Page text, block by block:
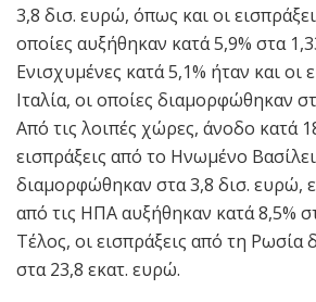
3,8 δισ. ευρώ, όπως και οι
οποίες αυξήθηκαν κατά 5,9% στα
Ενισχυμένες κατά 5,1% ήταν και οι
Ιταλία, οι οποίες διαμορφώθηκαν
Από τις λοιπές χώρες, άνοδο κατά
εισπράξεις από το Ηνωμένο
διαμορφώθηκαν στα 3,8 δισ. ευρώ,
από τις ΗΠΑ αυξήθηκαν κατά 8,5%
Τέλος, οι εισπράξεις από τη
στα 23,8 εκατ. ευρώ.